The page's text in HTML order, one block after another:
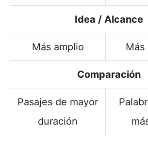
Idea / Alcance
Más amplio Más
Comparación
Pasajes de mayor
duración